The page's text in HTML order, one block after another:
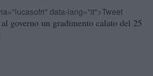
data-lang="it">Tweet
governo un gradimento calato del 25